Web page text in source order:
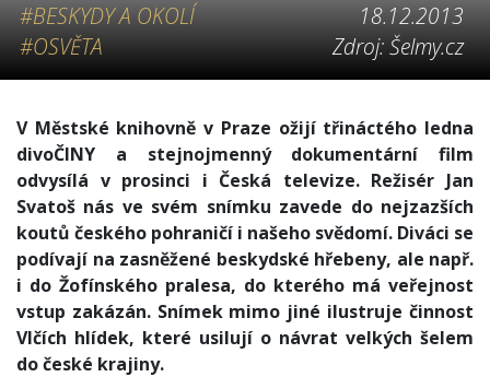
#BESKYDY A OKOLÍ
#OSVĚTA
18.12.2013
Zdroj: Šelmy.cz
V Městské knihovně v Praze ožijí třináctého ledna
divoČINY a stejnojmenný dokumentární film
odvysílá v prosinci i Česká televize. Režisér Jan
Svatoš nás ve svém snímku zavede do nejzazších
koutů českého pohraničí i našeho svědomí. Diváci se
podívají na zasněžené beskydské hřebeny, ale např.
i do Žofínského pralesa, do kterého má veřejnost
vstup zakázán. Snímek mimo jiné ilustruje činnost
Vlčích hlídek, které usilují o návrat velkých šelem
do české krajiny.